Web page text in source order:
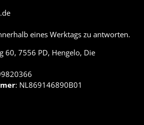
eines Werktags zu antworten.
60, 7556 PD, Hengelo, Die
: NL869146890B01